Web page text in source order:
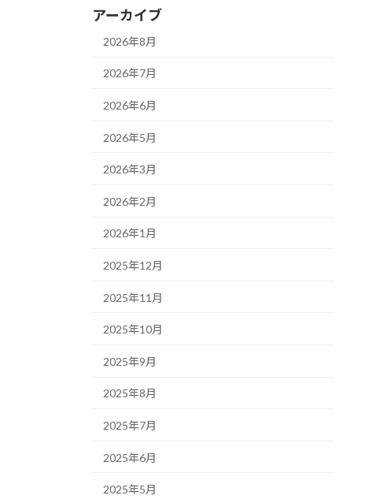
アーカイブ
2026年8月
2026年7月
2026年6月
2026年5月
2026年3月
2026年2月
2026年1月
2025年12月
2025年11月
2025年10月
2025年9月
2025年8月
2025年7月
2025年6月
2025年5月